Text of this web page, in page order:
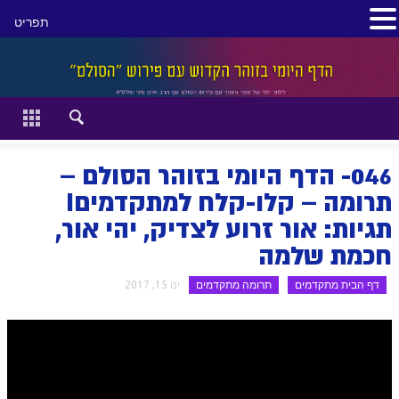
סגור
זוהר מתקדמים
להתחיל מההתחלה:
הקדמת ספר הזוהר מתחילים
046- הדף היומי בזוהר הסולם –
תרומה – קלו-קלח למתקדמיםI
תגיות: אור זרוע לצדיק, יהי אור,
חכמת שלמה
דף הבית מתקדמים תרומה מתקדמים ינו 15, 2017
תפריט